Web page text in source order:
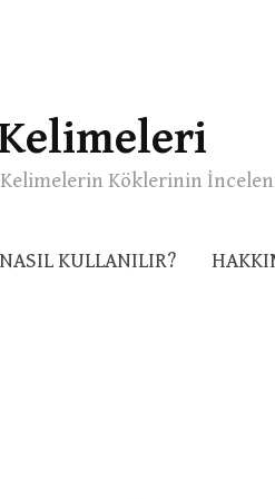
Kelimelerin Köklerinin
NASIL KULLANILIR?